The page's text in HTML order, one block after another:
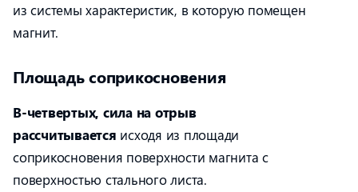
из системы характеристик, в которую помещен
магнит.
Площадь соприкосновения
В-четвертых, сила на отрыв
рассчитывается исходя из площади
соприкосновения поверхности магнита с
поверхностью стального листа.